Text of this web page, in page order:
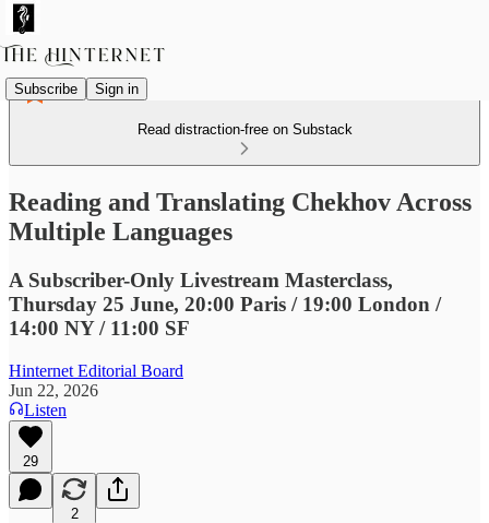
Subscribe Sign in
Read distraction-free on Substack
Reading and Translating Chekhov Across
Multiple Languages
A Subscriber-Only Livestream Masterclass,
Thursday 25 June, 20:00 Paris / 19:00 London /
14:00 NY / 11:00 SF
Hinternet Editorial Board
Jun 22, 2026
Listen
29
2